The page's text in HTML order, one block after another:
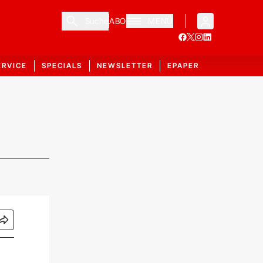
ABO
SPECIALS NEWSLETTER EPAPER